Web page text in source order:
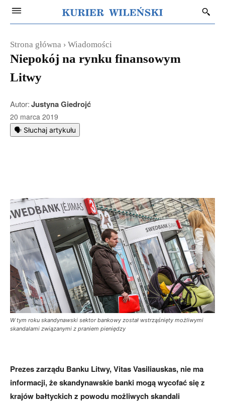
Strona główna Wiadomości
Niepokój na rynku finansowym
Litwy
Autor:Justyna Giedrojć
20 marca 2019
🗣️ Słuchaj artykułu
W tym roku skandynawski sektor bankowy został wstrząśnięty możliwymi
skandalami związanymi z praniem pieniędzy
Prezes zarządu Banku Litwy, Vitas Vasiliauskas, nie ma
informacji, że skandynawskie banki mogą wycofać się z
krajów bałtyckich z powodu możliwych skandali